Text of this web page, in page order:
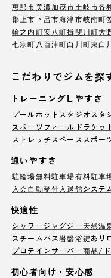
恵那市美濃加茂市土岐市各
郡上市下呂市海津市岐南町
輪之内町安八町揖斐川町大
七宗町 八百津町白川町東白
こだわりでジムを探
トレーニングしやすさ
プールホットスタジオ スタ
スポーツフィールド ラケッ
ストレッチスペース スポー
通いやすさ
駐輪場無料駐車場有料駐車
入会自動受付 入退館システ
快適性
シャワージャグジー天然温
スチームバス岩盤浴鍵あり
プロテインサーバー商品/
初心者向け・安心感